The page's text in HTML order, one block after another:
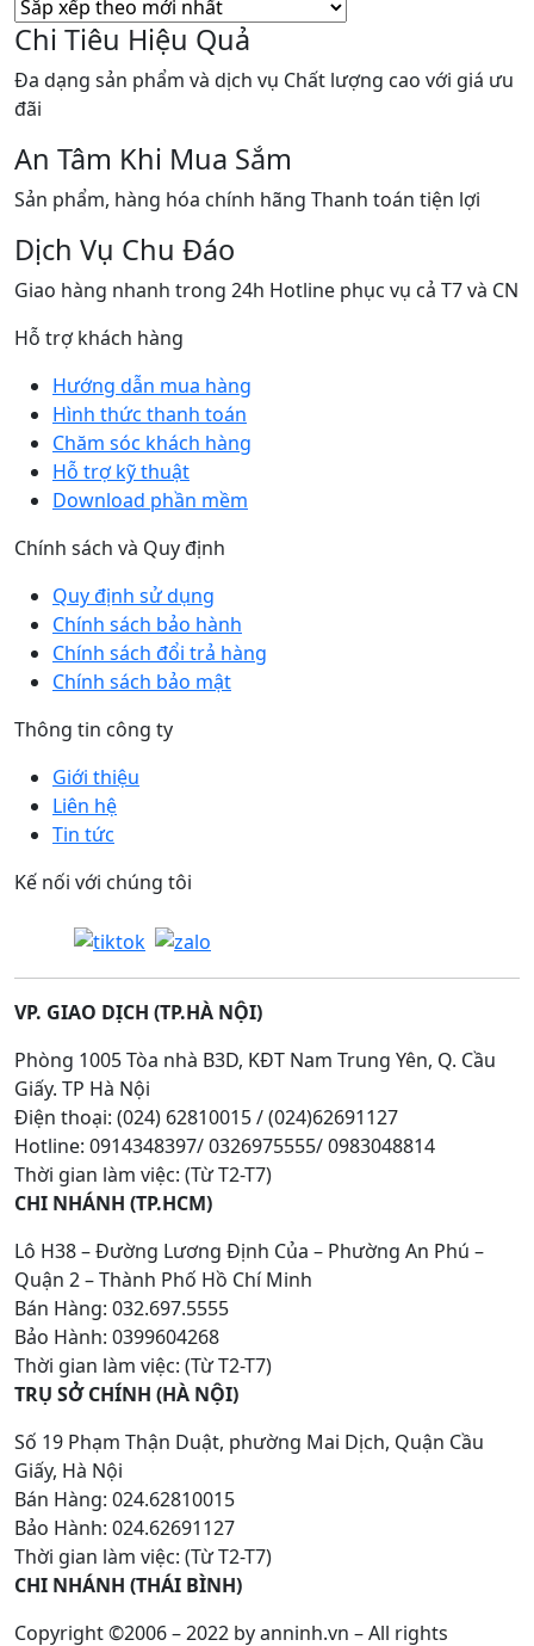
mới
Chi Tiêu Hiệu Quả
Đa dạng sản phẩm và dịch vụ Chất lượng cao với giá ưu
đãi
An Tâm Khi Mua Sắm
Sản phẩm, hàng hóa chính hãng Thanh toán tiện lợi
Dịch Vụ Chu Đáo
Giao hàng nhanh trong 24h Hotline phục vụ cả T7 và CN
Hỗ trợ khách hàng
Hướng dẫn mua hàng
Hình thức thanh toán
Chăm sóc khách hàng
Hỗ trợ kỹ thuật
Download phần mềm
Chính sách và Quy định
Quy định sử dụng
Chính sách bảo hành
Chính sách đổi trả hàng
Chính sách bảo mật
Thông tin công ty
Giới thiệu
Liên hệ
Tin tức
Kế nối với chúng tôi
VP. GIAO DỊCH (TP.HÀ NỘI)
Phòng 1005 Tòa nhà B3D, KĐT Nam Trung Yên, Q. Cầu
Giấy. TP Hà Nội
Điện thoại: (024) 62810015 / (024)62691127
Hotline: 0914348397/ 0326975555/ 0983048814
Thời gian làm việc: (Từ T2-T7)
CHI NHÁNH (TP.HCM)
Lô H38 – Đường Lương Định Của – Phường An Phú –
Quận 2 – Thành Phố Hồ Chí Minh
Bán Hàng: 032.697.5555
Bảo Hành: 0399604268
Thời gian làm việc: (Từ T2-T7)
TRỤ SỞ CHÍNH (HÀ NỘI)
Số 19 Phạm Thận Duật, phường Mai Dịch, Quận Cầu
Giấy, Hà Nội
Bán Hàng: 024.62810015
Bảo Hành: 024.62691127
Thời gian làm việc: (Từ T2-T7)
CHI NHÁNH (THÁI BÌNH)
Copyright ©2006 – 2022 by anninh.vn – All rights